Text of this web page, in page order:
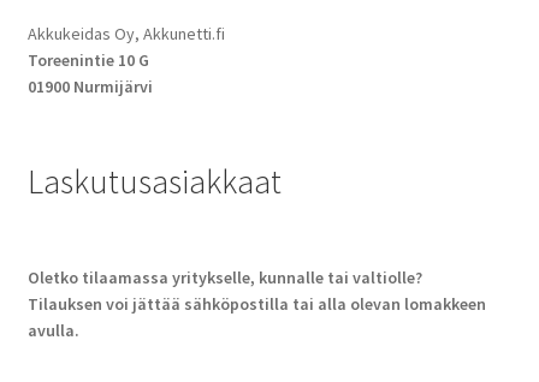
Akkukeidas Oy, Akkunetti.fi
Toreenintie 10 G
01900 Nurmijärvi
Laskutusasiakkaat
Oletko tilaamassa yritykselle, kunnalle tai valtiolle?
Tilauksen voi jättää sähköpostilla tai alla olevan lomakkeen
avulla.